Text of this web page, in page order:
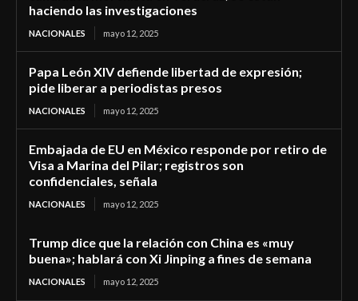
haciendo las investigaciones
NACIONALES mayo 12, 2025
Papa León XIV defiende libertad de expresión;
pide liberar a periodistas presos
NACIONALES mayo 12, 2025
Embajada de EU en México responde por retiro de
Visa a Marina del Pilar; registros son
confidenciales, señala
NACIONALES mayo 12, 2025
Trump dice que la relación con China es «muy
buena»; hablará con Xi Jinping a fines de semana
NACIONALES mayo 12, 2025